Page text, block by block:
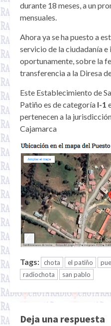
durante 18 meses, a un
mensuales.
Ahora ya se ha puesto a
servicio de la ciudadanía
oportunamente, sobre la
transferencia a la Diresa
Este Establecimiento de
Patiño es de categoría I-1
pertenecen a la
Cajamarca
Tags: chota el patiño
radiochota
san pablo
Deja una respuesta